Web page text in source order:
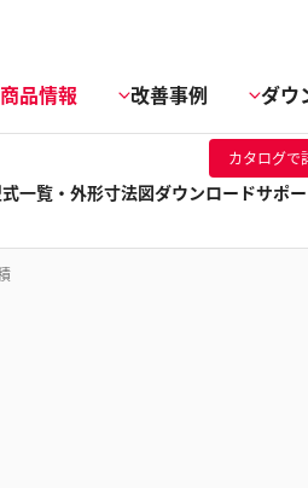
商品情報 改善事例 ダウ
カタログで
一覧・外形寸法図ダウンロードサポ